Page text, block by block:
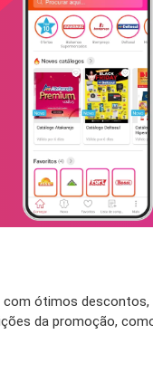
ótimos
da promoção,